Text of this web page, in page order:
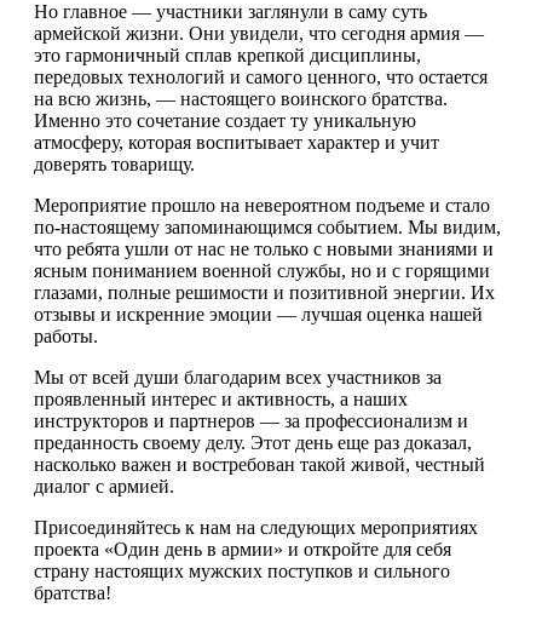
Но главное — участники заглянули в саму суть
армейской жизни. Они увидели, что сегодня армия —
это гармоничный сплав крепкой дисциплины,
передовых технологий и самого ценного, что остается
на всю жизнь, — настоящего воинского братства.
Именно это сочетание создает ту уникальную
атмосферу, которая воспитывает характер и учит
доверять товарищу.
Мероприятие прошло на невероятном подъеме и стало
по-настоящему запоминающимся событием. Мы видим,
что ребята ушли от нас не только с новыми знаниями и
ясным пониманием военной службы, но и с горящими
глазами, полные решимости и позитивной энергии. Их
отзывы и искренние эмоции — лучшая оценка нашей
работы.
Мы от всей души благодарим всех участников за
проявленный интерес и активность, а наших
инструкторов и партнеров — за профессионализм и
преданность своему делу. Этот день еще раз доказал,
насколько важен и востребован такой живой, честный
диалог с армией.
Присоединяйтесь к нам на следующих мероприятиях
проекта «Один день в армии» и откройте для себя
страну настоящих мужских поступков и сильного
братства!